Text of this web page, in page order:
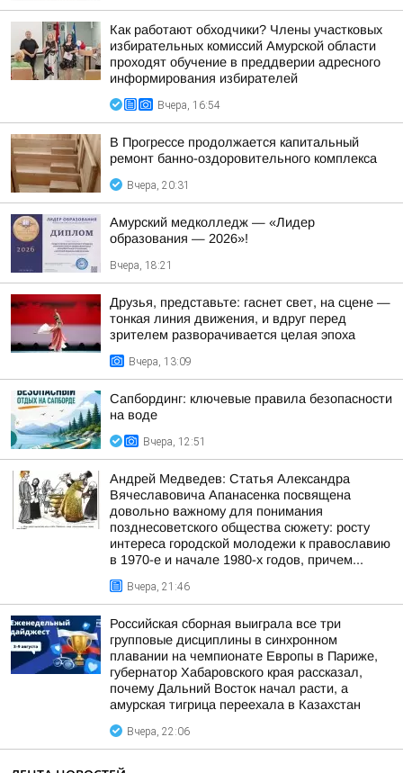
Как работают обходчики? Члены участковых
избирательных комиссий Амурской области
проходят обучение в преддверии адресного
информирования избирателей
Вчера, 16:54
В Прогрессе продолжается капитальный
ремонт банно-оздоровительного комплекса
Вчера, 20:31
Амурский медколледж — «Лидер
образования — 2026»!
Вчера, 18:21
Друзья, представьте: гаснет свет, на сцене —
тонкая линия движения, и вдруг перед
зрителем разворачивается целая эпоха
Вчера, 13:09
Сапбординг: ключевые правила безопасности
на воде
Вчера, 12:51
Андрей Медведев: Статья Александра
Вячеславовича Апанасенка посвящена
довольно важному для понимания
позднесоветского общества сюжету: росту
интереса городской молодежи к православию
в 1970-е и начале 1980-х годов, причем...
Вчера, 21:46
Российская сборная выиграла все три
групповые дисциплины в синхронном
плавании на чемпионате Европы в Париже,
губернатор Хабаровского края рассказал,
почему Дальний Восток начал расти, а
амурская тигрица переехала в Казахстан
Вчера, 22:06